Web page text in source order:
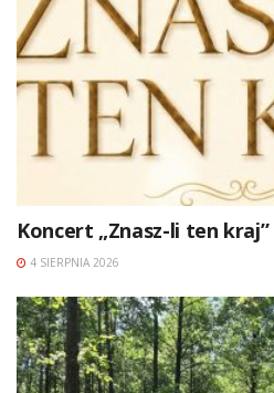
Koncert „Znasz-li ten kraj”
4 SIERPNIA 2026